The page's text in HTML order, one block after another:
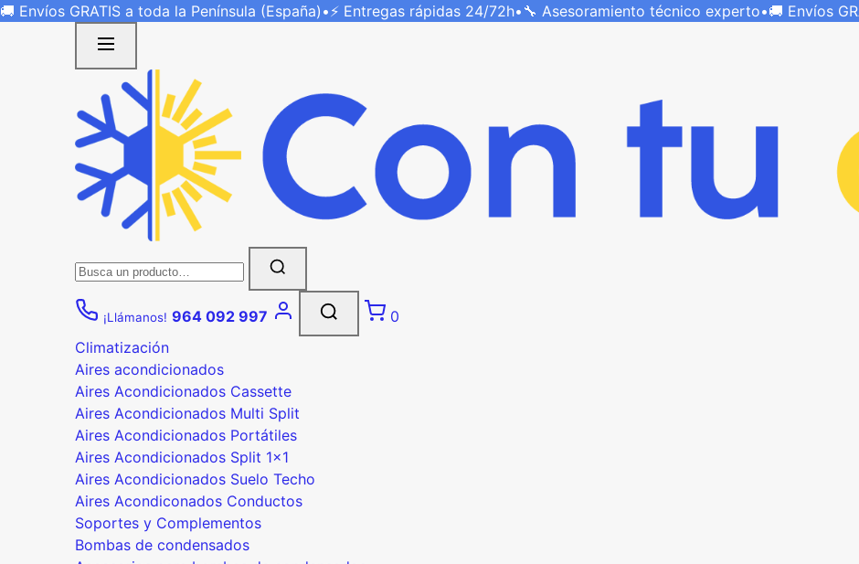
Saltar
🚚 Envíos GRATIS a toda la Península (España) •⚡ Entregas rápidas 24/72h• 🔧 Asesoramiento técnico experto•🚚 Envíos
¡Llámanos! 964 092 997
0
Climatización
Aires acondicionados
Aires Acondicionados Cassette
Aires Acondicionados Multi Split
Aires Acondicionados Portátiles
Aires Acondicionados Split 1x1
Aires Acondicionados Suelo Techo
Aires Acondiconados Conductos
Soportes y Complementos
Bombas de condensados